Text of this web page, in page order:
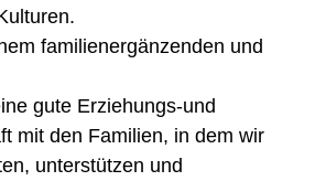
familienergänzenden und
gute Erziehungs-und
mit den Familien, in dem wir
unterstützen und